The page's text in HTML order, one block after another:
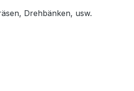
Drehbänken, usw.